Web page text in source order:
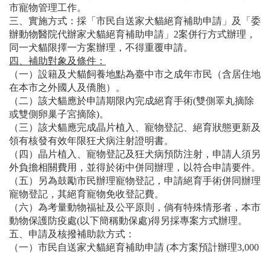
市寵物管理工作。
三、實施方式：採「市民自送家犬貓絕育補助申請」及「委
辦動物醫院代辦家犬貓絕育補助申請」2案併行方式辦理，
同一犬貓限擇一方案辦理，不得重覆申請。
四、補助對象及條件：
（一）設籍及犬貓飼養地點為臺中市之成年市民（含居住地
在本市之外國人及僑胞）。
（二）該犬貓應於申請期限內完成絕育手術(雙側睪丸摘除
或雙側卵巢子宮摘除)。
（三）該犬貓應完成晶片植入、寵物登記、絕育狀態更新及
領有核發有效年限狂犬病注射證明書。
（四）晶片植入、寵物登記及狂犬病預防注射，申請人須另
外負擔相關費用，並得於術中併同辦理，以符合申請要件。
（五）另為鼓勵市民辦理寵物登記，申請絕育手術併同辦理
寵物登記，其絕育寵物免收登記費。
（六）為考量動物福祉及公平原則，倘有特殊情形者，本市
動物保護防疫處(以下簡稱動保處)得另採專案方式辦理。
五、申請及核撥補助款方式：
（一）市民自送家犬貓絕育補助申請 (本方案預計辦理3,000